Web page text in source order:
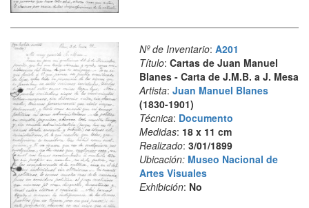
Nº de Inventario: A201
Título: Cartas de Juan Manuel
Blanes - Carta de J.M.B. a J. Mesa
Artista: Juan Manuel Blanes
(1830-1901)
Técnica: Documento
Medidas: 18 x 11 cm
Realizado: 3/01/1899
Ubicación: Museo Nacional de
Artes Visuales
Exhibición: No